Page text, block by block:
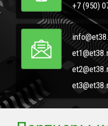
+7 (950)